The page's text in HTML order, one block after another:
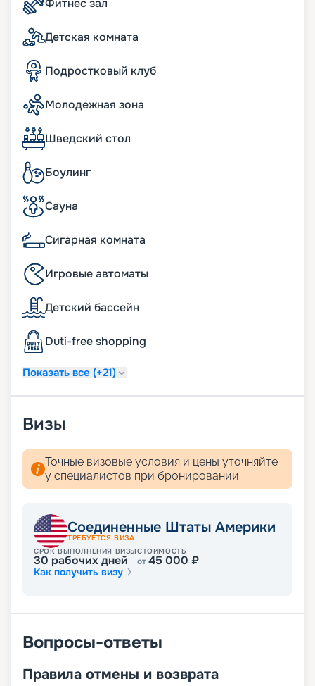
Фитнес зал
Детская комната
Подростковый клуб
Молодежная зона
Шведский стол
Боулинг
Сауна
Сигарная комната
Игровые автоматы
Детский бассейн
Duti-free shopping
Показать все (+21)
Визы
Точные визовые условия и цены уточняйте
у специалистов при бронировании
Соединенные Штаты Америки
ТРЕБУЕТСЯ ВИЗА
СРОК ВЫПОЛНЕНИЯ ВИЗЫ
30 рабочих дней
СТОИМОСТЬ
от45 000 ₽
Как получить визу
Вопросы-ответы
Правила отмены и возврата